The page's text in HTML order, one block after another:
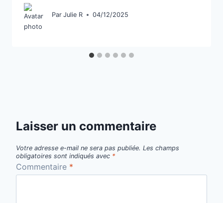
Par Julie R 04/12/2025
Laisser un commentaire
Votre adresse e-mail ne sera pas publiée. Les champs
obligatoires sont indiqués avec *
Commentaire *